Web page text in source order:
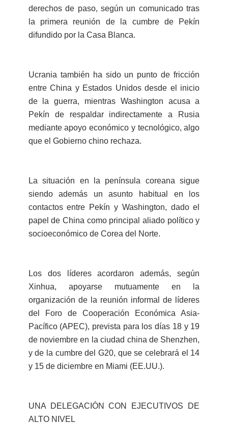
derechos de paso, según un comunicado tras
la primera reunión de la cumbre de Pekín
difundido por la Casa Blanca.
Ucrania también ha sido un punto de fricción
entre China y Estados Unidos desde el inicio
de la guerra, mientras Washington acusa a
Pekín de respaldar indirectamente a Rusia
mediante apoyo económico y tecnológico, algo
que el Gobierno chino rechaza.
La situación en la península coreana sigue
siendo además un asunto habitual en los
contactos entre Pekín y Washington, dado el
papel de China como principal aliado político y
socioeconómico de Corea del Norte.
Los dos líderes acordaron además, según
Xinhua, apoyarse mutuamente en la
organización de la reunión informal de líderes
del Foro de Cooperación Económica Asia-
Pacífico (APEC), prevista para los días 18 y 19
de noviembre en la ciudad china de Shenzhen,
y de la cumbre del G20, que se celebrará el 14
y 15 de diciembre en Miami (EE.UU.).
UNA DELEGACIÓN CON EJECUTIVOS DE
ALTO NIVEL